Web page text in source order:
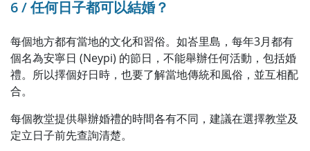
6 / 任何日子都可以結婚？
每個地方都有當地的文化和習俗。如峇里島，每年3月都有
個名為安寧日 (Neypi) 的節日，不能舉辦任何活動，包括婚
禮。所以擇個好日時，也要了解當地傳統和風俗，並互相配
合。
每個教堂提供舉辦婚禮的時間各有不同，建議在選擇教堂及
定立日子前先查詢清楚。